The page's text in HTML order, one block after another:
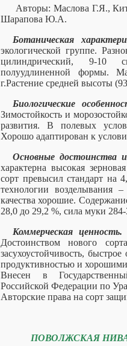
Авторы: Маслова Г.Я.,
Шарапова Ю.А.
Ботаническая
экологической группе.
цилиндрический, 9-10
полуудлиненной формы.
г.Растение средней высоты
Биологические
Зимостойкость и
развития. В полевых
Хорошо адаптирован к
Основные достоинства
характерна высокая
сорт превысил стандарт на
технологии возделывания
качества хорошие.
28,0 до 29,2 %, сила муки 284-
Коммерческая ценность.
Достоинством нового
засухоустойчивость,
продуктивностью и
Внесен в
Российской Федерации по
Авторские права на сорт
ПОВОЛЖСКАЯ